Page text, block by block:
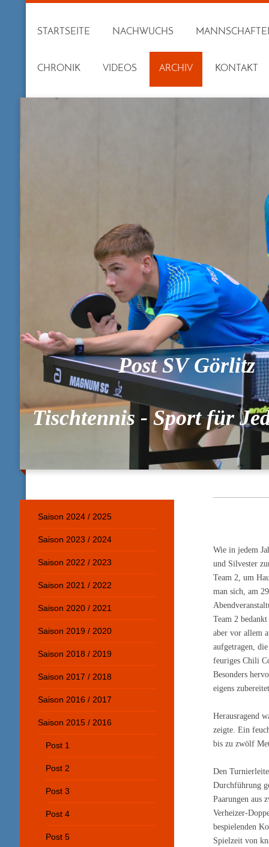
STARTSEITE NACHWUCHS
CHRONIK VIDEOS ARCHIV KONTAKT
Post SV Görlitz
Tischtennis - Sport für
Wie in jedem
und Silvester
Team 2, um
man sich, am
Team 2
aber vor allem
aufgetragen,
feuriges Chili
Besonders
eigens
Herausragend
zeigte. Ein
bis zu zwölf
Den
Durchführung
Paarungen aus
Verheizer-
bespielenden
Spielzeit von
Saison 2024 / 2025
Saison 2023 / 2024
Saison 2022 / 2023
Saison 2021 / 2022
Saison 2020 / 2021
Saison 2019 / 2020
Saison 2018 / 2019
Saison 2017 / 2018
Saison 2016 / 2017
Saison 2015 / 2016
Post 1
Post 2
Post 3
Post 4
Post 5